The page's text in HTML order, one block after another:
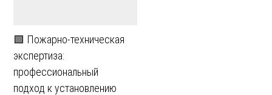
🟩 Пожарно-техническая
экспертиза:
профессиональный
подход к установлению